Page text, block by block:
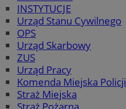
INSTYTUCJE
Urząd Stanu Cywilnego
OPS
Urząd Skarbowy
ZUS
Urząd Pracy
Komenda Miejska Policji
Straż Miejska